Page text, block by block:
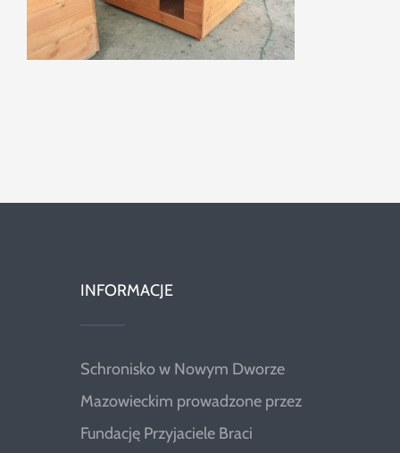
INFORMACJE
Schronisko w Nowym Dworze
Mazowieckim prowadzone przez
Fundację Przyjaciele Braci